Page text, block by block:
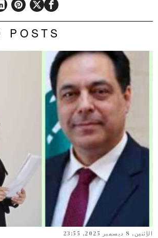
POSTS
الإثنين, 8 ديسمبر 2025, 23:55